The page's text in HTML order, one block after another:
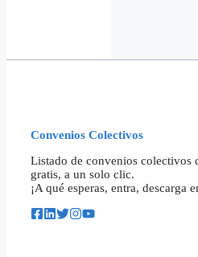
Convenios Colectivos
Listado de convenios colectivos
gratis, a un solo clic.
¡A qué esperas, entra, descarga